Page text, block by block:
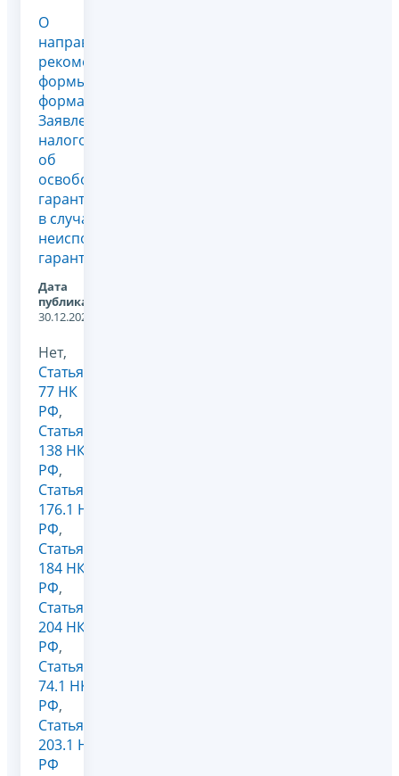
О
направлении
рекомендуемой
формы и
формата
Заявления
налогоплательщика
об
освобождении
гаранта
в случае
неиспользования
гарантии
Дата
публикации:
30.12.2025
Нет,
Статья
77 НК
РФ,
Статья
138 НК
РФ,
Статья
176.1 НК
РФ,
Статья
184 НК
РФ,
Статья
204 НК
РФ,
Статья
74.1 НК
РФ,
Статья
203.1 НК
РФ